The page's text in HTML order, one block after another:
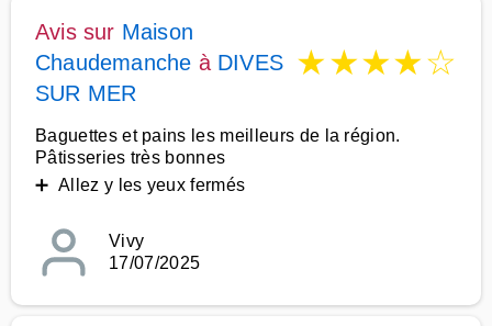
Avis sur Maison
Chaudemanche à DIVES
SUR MER
★★★★☆
Baguettes et pains les meilleurs de la région.
Pâtisseries très bonnes
➕ Allez y les yeux fermés
Vivy
17/07/2025